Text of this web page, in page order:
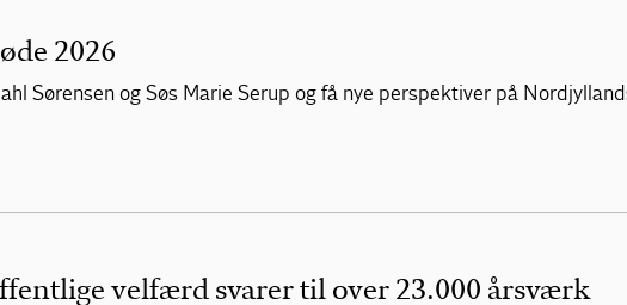
2026
Sørensen og Søs Marie Serup og få nye perspektiver på
velfærd svarer til over 23.000 årsværk